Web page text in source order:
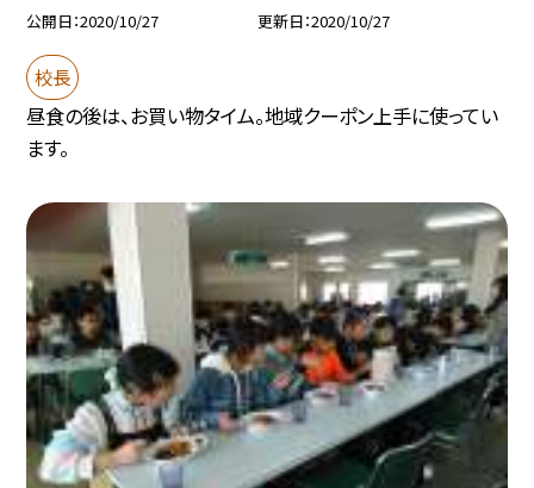
公開日 2020/10/27 更新日 2020/10/27
校長
昼食の後は、お買い物タイム。地域クーポン上手に使ってい
ます。